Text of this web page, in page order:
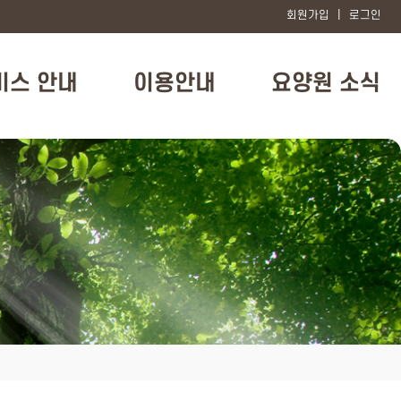
회원가입 로그인
스 안내 이용안내 요양원 소식